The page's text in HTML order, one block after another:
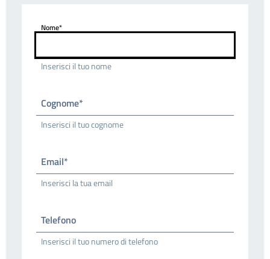
Nome*
Inserisci il tuo nome
Cognome*
Inserisci il tuo cognome
Email*
Inserisci la tua email
Telefono
Inserisci il tuo numero di telefono